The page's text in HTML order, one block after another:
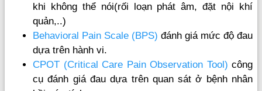
khi không thể nói(rối loạn phát âm, đặt nội khí
quản,..)
Behavioral Pain Scale (BPS) đánh giá mức độ đau
dựa trên hành vi.
CPOT (Critical Care Pain Observation Tool) công
cụ đánh giá đau dựa trên quan sát ở bệnh nhân